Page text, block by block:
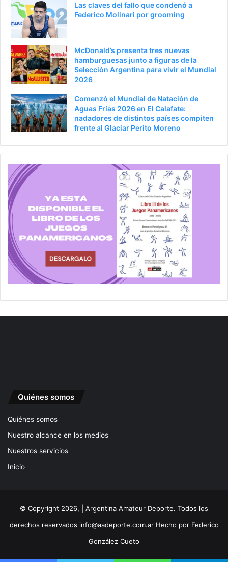
Las claves del fallo que condenó a
Federico Molinari por grooming
McDonald’s presenta tres nuevas
hamburguesas junto a figuras de la
Selección Argentina para vivir el Mundial
2026
Comenzó el Mundial de Natación de
Aguas Frías 2026 en El Calafate:
nadadores de distintos países compiten
frente al Glaciar Perito Moreno
Quiénes somos
Quiénes somos
Nuestro alcance en los medios
Nuestros servicios
Inicio
© Copyright 2026, | Argentina Amateur Deporte. Todos los
derechos reservados info@aadeporte.com.arHecho por Federico
González Cueto